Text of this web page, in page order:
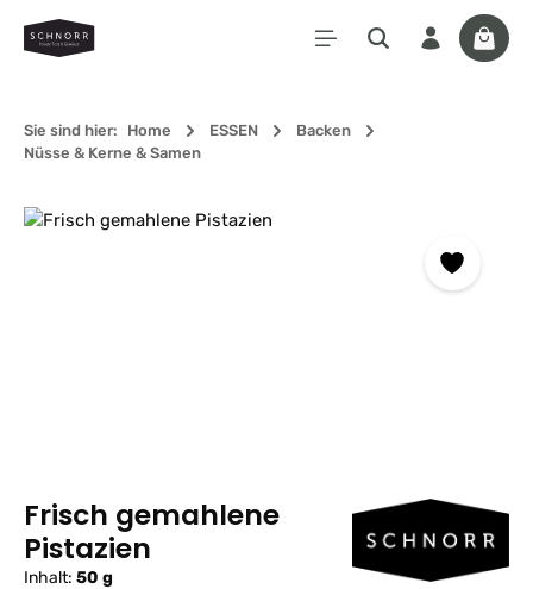
Zum Hauptinhalt springen
Sie sind hier: Home ESSEN
Backen
Nüsse & Kerne & Samen
Bildergalerie überspringen
Frisch gemahlene
Pistazien
Inhalt: 50 g